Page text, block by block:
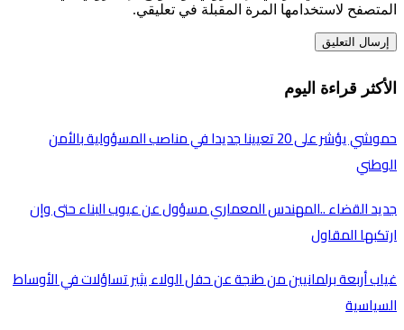
المتصفح لاستخدامها المرة المقبلة في تعليقي.
الأكثر قراءة اليوم
حموشي يؤشر على 20 تعيينا جديدا في مناصب المسؤولية بالأمن
الوطني
جديد القضاء ..المهندس المعماري مسؤول عن عيوب البناء حتى وإن
ارتكبها المقاول
غياب أربعة برلمانيين من طنجة عن حفل الولاء يثير تساؤلات في الأوساط
السياسية